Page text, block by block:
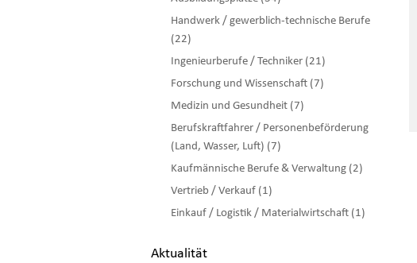
Handwerk / gewerblich-technische Berufe
(22)
Ingenieurberufe / Techniker (21)
Forschung und Wissenschaft (7)
Medizin und Gesundheit (7)
Berufskraftfahrer / Personenbeförderung
(Land, Wasser, Luft) (7)
Kaufmännische Berufe & Verwaltung (2)
Vertrieb / Verkauf (1)
Einkauf / Logistik / Materialwirtschaft (1)
Aktualität